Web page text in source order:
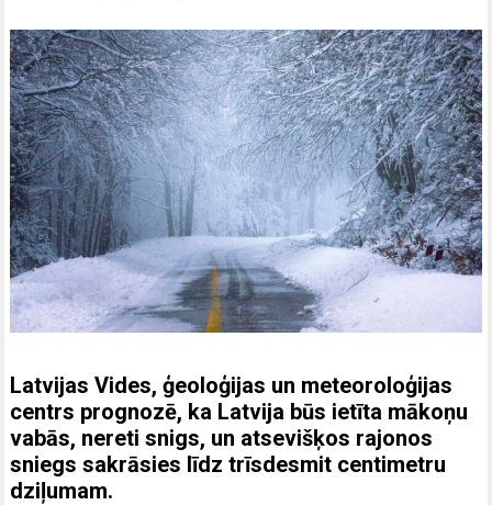
Latvijas Vides, ģeoloģijas un meteoroloģijas
centrs prognozē, ka Latvija būs ietīta mākoņu
vabās, nereti snigs, un atsevišķos rajonos
sniegs sakrāsies līdz trīsdesmit centimetru
dziļumam.